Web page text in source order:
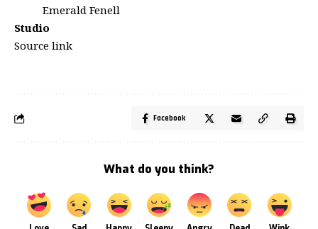
Emerald Fenell
Studio
Source link
Facebook
What do you think?